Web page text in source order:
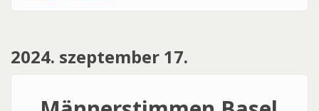
2024. szeptember 17.